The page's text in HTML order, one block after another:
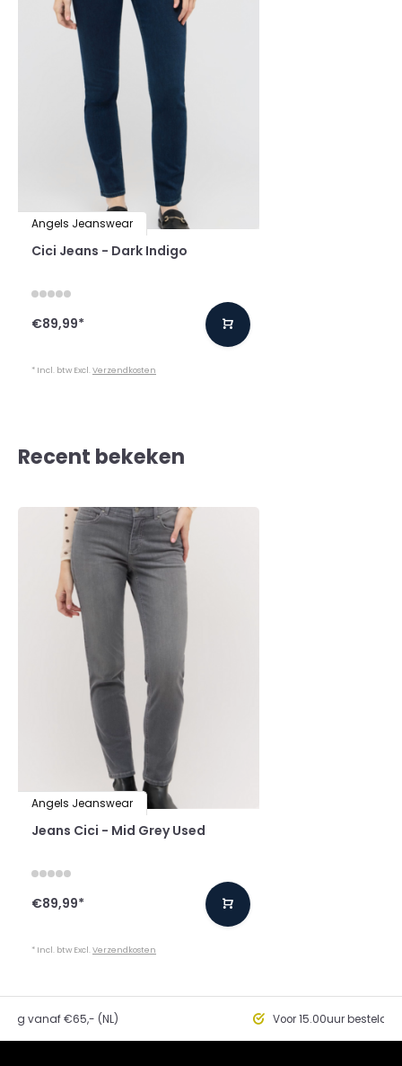
Angels Jeanswear
Cici Jeans - Dark Indigo
€89,99*
* Incl. btw Excl.Verzendkosten
Recent bekeken
Angels Jeanswear
Jeans Cici - Mid Grey Used
€89,99*
* Incl. btw Excl.Verzendkosten
vanaf €65,- (NL) Voor 15.00uur besteld,